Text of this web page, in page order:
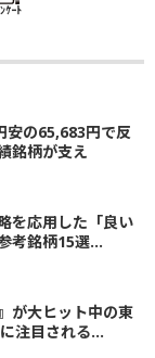
ｹｰﾄ
安の65,683円で反
銘柄が支え
を応用した「良い
考銘柄15選...
が大ヒット中の東
注目される...